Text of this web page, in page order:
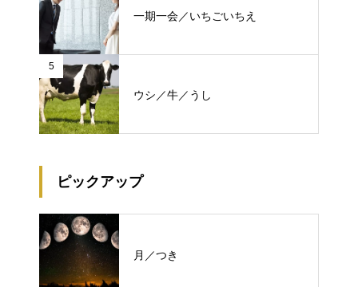
一期一会／いちごいちえ
5
ウシ／牛／うし
ピックアップ
月／つき